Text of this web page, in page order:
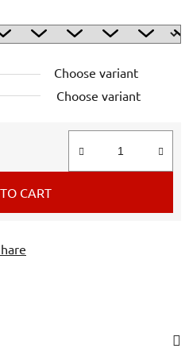
Choose variant
Choose variant
CART